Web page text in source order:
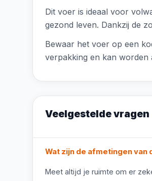
Dit voer is ideaal voor
gezond leven. Dankzij de
Bewaar het voer op een
verpakking en kan worden
Veelgestelde vragen
Wat zijn de afmetingen van
Meet altijd je ruimte om er